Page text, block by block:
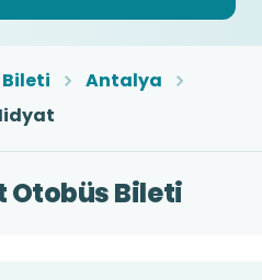
Antalya
Bileti